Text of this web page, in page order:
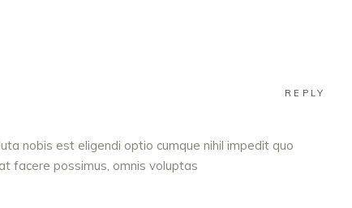
REPLY
nobis est eligendi optio cumque nihil impedit quo
facere possimus, omnis voluptas